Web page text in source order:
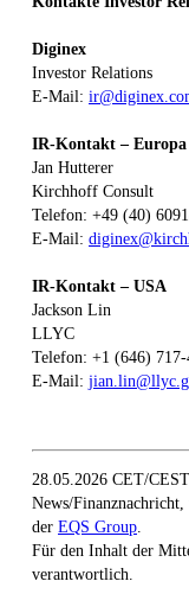
Diginex
Investor Relations
E-Mail:
IR-Kontakt – Europa
Jan Hutterer
Kirchhoff Consult
Telefon: +49 (40)
E-Mail:
IR-Kontakt – USA
Jackson Lin
LLYC
Telefon: +1 (646) 717-
E-Mail:
28.05.2026 CET/
News/
der EQS Group
Für den Inhalt der
verantwortlich.